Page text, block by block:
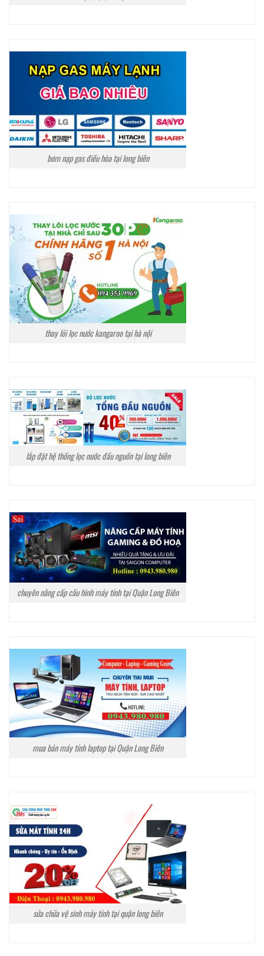
bơm nạp gas điều hòa tại long biên
thay lõi lọc nước kangaroo tại hà nội
lắp đặt hệ thống lọc nước đầu nguồn tại long biên
chuyên nâng cấp cấu hình máy tính tại Quận Long Biên
mua bán máy tính laptop tại Quận Long Biên
sửa chữa vệ sinh máy tính tại quận long biên